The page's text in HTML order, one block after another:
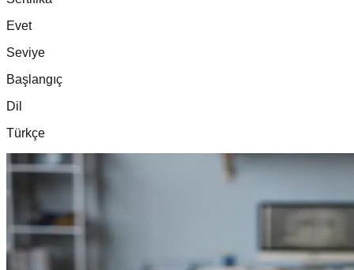
Evet
Seviye
Başlangıç
Dil
Türkçe